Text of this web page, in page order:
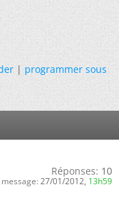
|programmer sous
Réponses: 10
27/01/2012, 13h59